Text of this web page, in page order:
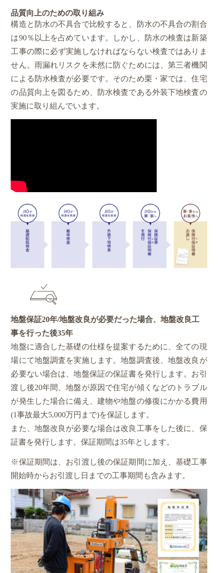
品質向上のための取り組み
構造と防水の不具合で比較すると、防水の不具合の割合
は90％以上を占めています。しかし、防水の検査は新築
工事の際に必ず実施しなければならない検査ではありま
せん。雨漏れリスクを未然に防ぐためには、第三者機関
による防水検査が必要です。そのため栗・家では、住宅
の品質向上を図るため、防水検査である外装下地検査の
実施に取り組んでいます。
地盤保証20年/地盤改良が必要だった場合、地盤改良工
事を行った後35年
地盤に適合した基礎の仕様を提案するために、全ての現
場にて地盤調査を実施します。地盤調査後、地盤改良が
必要ない場合は、地盤保証の保証書を発行します。お引
渡し後20年間、地盤が原因で住宅が傾くなどのトラブル
が発生した場合に備え、建物や地盤の修復にかかる費用
(1事故最大5,000万円まで)を保証します。
また、地盤改良が必要な場合は改良工事をした後に、保
証書を発行します。保証期間は35年とします。
※保証期間は、お引渡し後の保証期間に加え、基礎工事
開始時からお引渡し日までの工事期間も含みます。